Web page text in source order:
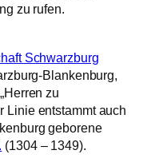
zu rufen.
Schwarzburg
Blankenburg,
zu
Linie entstammt auch
geborene
(1304 – 1349).